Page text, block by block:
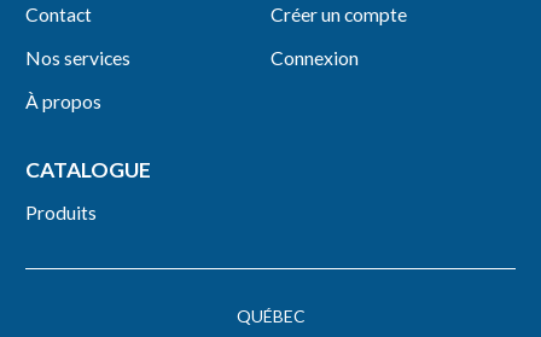
QUÉBEC
Contact
Nos services
À propos
Créer un compte
Connexion
CATALOGUE
Produits